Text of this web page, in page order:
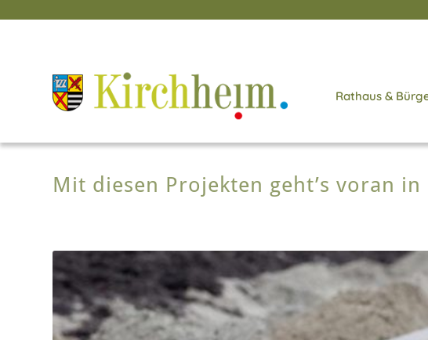
Rathaus &
Mit diesen Projekten geht’s voran